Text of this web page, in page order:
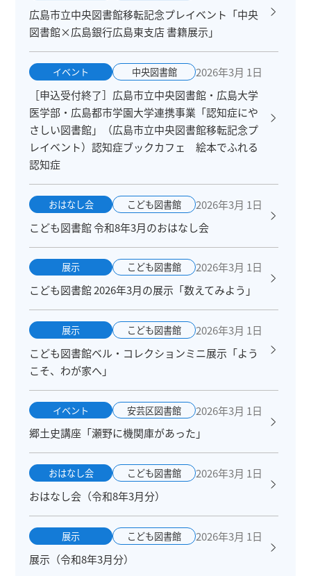
広島市立中央図書館移転記念プレイベント「中央
図書館×広島銀行広島東支店 書籍展示」
イベント 中央図書館
2026年3月 1日
［申込受付終了］広島市立中央図書館・広島大学
医学部・広島都市学園大学連携事業「認知症にや
さしい図書館」（広島市立中央図書館移転記念プ
レイベント）認知症ブックカフェ 絵本でふれる
認知症
おはなし会 こども図書館
2026年3月 1日
こども図書館 令和8年3月のおはなし会
展示 こども図書館
2026年3月 1日
こども図書館 2026年3月の展示「数えてみよう」
展示 こども図書館
2026年3月 1日
こども図書館ベル・コレクションミニ展示「よう
こそ、わが家へ」
イベント 安芸区図書館
2026年3月 1日
郷土史講座「瀬野に機関庫があった」
おはなし会 こども図書館
2026年3月 1日
おはなし会（令和8年3月分）
展示 こども図書館
2026年3月 1日
展示（令和8年3月分）